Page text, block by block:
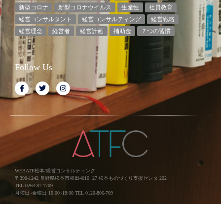
新型コロナ
新型コロナウイルス 生産性
社員教育
経営コンサルタント
経営コンサルティング
経営戦略
経営理念
経営者 経営計画 補助金 ７つの習慣
Follow Us
WEBATF松本/経営コンサルティング
〒390-1242 長野県松本市和田4010−27 松本ものづくり支援センタ 202
TEL 0263-87-1709
月曜日~金曜日 10:00~18:00 TEL 0120-806-709